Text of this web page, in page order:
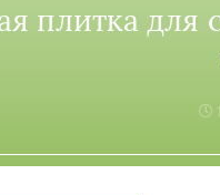
плитка для